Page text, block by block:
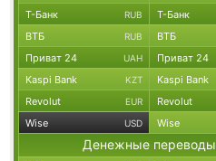
Т-Банк RUB Т-Банк
ВТБ RUB ВТБ
Приват 24 UAH Приват 24
Kaspi Bank KZT Kaspi Bank
Revolut EUR Revolut
Wise USD Wise
Денежные переводы